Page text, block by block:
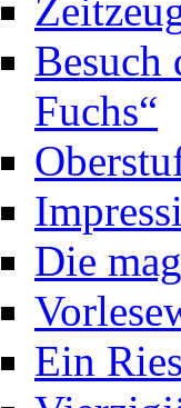
Besuch
Fuchs“
Die
Ein